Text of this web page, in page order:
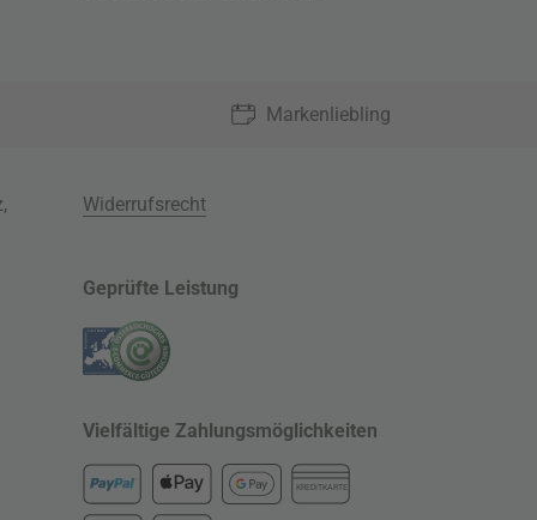
Markenliebling
,
Widerrufsrecht
Geprüfte Leistung
Vielfältige Zahlungsmöglichkeiten
KREDITKARTE